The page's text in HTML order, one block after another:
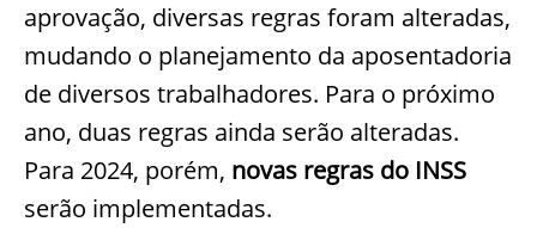
aprovação, diversas regras foram alteradas,
mudando o planejamento da aposentadoria
de diversos trabalhadores. Para o próximo
ano, duas regras ainda serão alteradas.
Para 2024, porém, novas regras do INSS
serão implementadas.